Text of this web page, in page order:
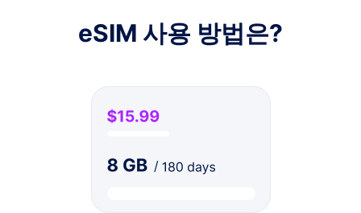
eSIM 사용 방법은?